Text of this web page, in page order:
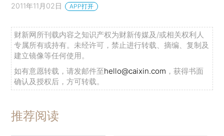
2011年11月02日 APP打开
财新网所刊载内容之知识产权为财新传媒及/或相关权利人
专属所有或持有。未经许可，禁止进行转载、摘编、复制及
建立镜像等任何使用。
如有意愿转载，请发邮件至hello@caixin.com ，获得书面
确认及授权后，方可转载。
推荐阅读